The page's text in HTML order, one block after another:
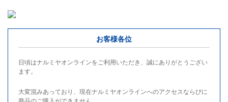
お客様各位
日頃はナルミヤオンラインをご利用いただき、誠にありがとうござい
ます。
大変混みあっており、現在ナルミヤオンラインへのアクセスならびに